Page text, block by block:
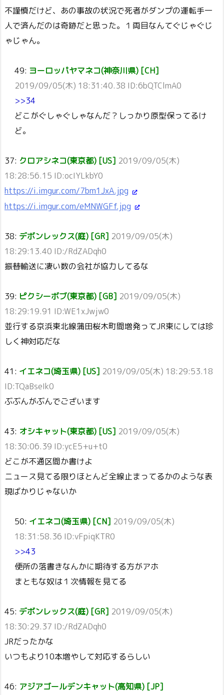
不謹慎だけど、あの事故の状況で死者がダンプの運転手一
人で済んだのは奇跡だと思った。１両目なんてぐじゃぐじ
ゃじゃん。
49: ヨーロッパヤマネコ(神奈川県) [CH]
2019/09/05(木) 18:31:40.38 ID:6bQTClmA0
>>34
どこがぐしゃぐしゃなんだ？しっかり原型保ってるけ
ど。
37: クロアシネコ(東京都) [US] 2019/09/05(木)
18:28:56.15 ID:ocIYLkbY0
https://i.imgur.com/7bm1JxA.jpg
https://i.imgur.com/eMNWGFf.jpg
38: デボンレックス(庭) [GR] 2019/09/05(木)
18:29:13.40 ID:/RdZADqh0
振替輸送に凄い数の会社が協力してるな
39: ピクシーボブ(東京都) [GB] 2019/09/05(木)
18:29:19.91 ID:WE1xJwjw0
並行する京浜東北線蒲田桜木町間増発ってJR東にしては珍
しく神対応だな
41: イエネコ(埼玉県) [US] 2019/09/05(木) 18:29:53.18
ID:TQaBseIk0
ぶぶんがぶんでございます
43: オシキャット(東京都) [US] 2019/09/05(木)
18:30:06.39 ID:ycE5+u+t0
どこが不通区間か書けよ
ニュース見てる限りほとんど全線止まってるかのような表
現ばかりじゃないか
50: イエネコ(埼玉県) [CN] 2019/09/05(木)
18:31:58.36 ID:vFpiqKTR0
>>43
便所の落書きなんかに期待する方がアホ
まともな奴は１次情報を見てる
45: デボンレックス(庭) [GR] 2019/09/05(木)
18:30:29.37 ID:/RdZADqh0
JRだったかな
いつもより10本増やして対応するらしい
46: アジアゴールデンキャット(高知県) [JP]